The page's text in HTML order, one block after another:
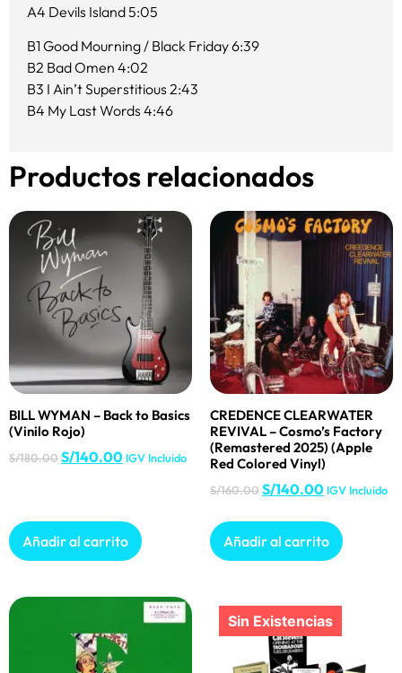
A4 Devils Island 5:05
B1 Good Mourning / Black Friday 6:39
B2 Bad Omen 4:02
B3 I Ain’t Superstitious 2:43
B4 My Last Words 4:46
Productos relacionados
BILL WYMAN – Back to Basics
(Vinilo Rojo)
S/180.00S/140.00 IGV Incluido
Añadir al carrito
CREDENCE CLEARWATER
REVIVAL – Cosmo’s Factory
(Remastered 2025) (Apple
Red Colored Vinyl)
S/160.00S/140.00 IGV Incluido
Añadir al carrito